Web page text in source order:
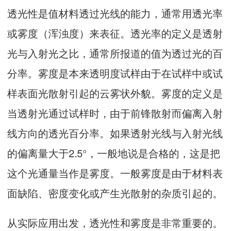
透光性是值材料透过光线的能力，通常用透光率
或雾度（浑浊度）来表征。透光率的定义是透射
光与入射光之比，通常所报道的值为透过光的百
分率。雾度是本来透明度试样由于在试样中或试
样表面光散射引起的云雾状外貌。雾度的定义是
当透射光通过试样时，由于前锋散射而偏离入射
线方向的透光百分率。如果透射光线与入射光线
的偏离量大于2.5°，一般地说是合格的，这是把
这个光通量当作是雾度。一般雾度是由于材料表
面缺陷、密度变化或产生光散射的杂质引起的。
从实际应用出发，透光性和雾度是非常重要的。